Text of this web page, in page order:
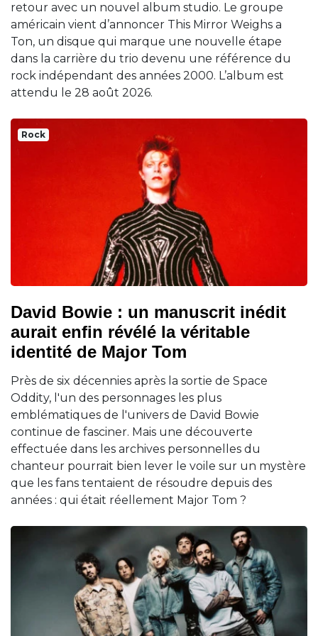
retour avec un nouvel album studio. Le groupe
américain vient d’annoncer This Mirror Weighs a
Ton, un disque qui marque une nouvelle étape
dans la carrière du trio devenu une référence du
rock indépendant des années 2000. L’album est
attendu le 28 août 2026.
Rock
David Bowie : un manuscrit inédit
aurait enfin révélé la véritable
identité de Major Tom
Près de six décennies après la sortie de Space
Oddity, l'un des personnages les plus
emblématiques de l'univers de David Bowie
continue de fasciner. Mais une découverte
effectuée dans les archives personnelles du
chanteur pourrait bien lever le voile sur un mystère
que les fans tentaient de résoudre depuis des
années : qui était réellement Major Tom ?